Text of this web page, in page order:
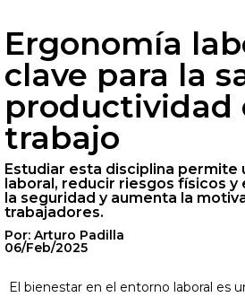
Ergonomía
clave para la
productividad
trabajo
Estudiar esta disciplina permite
laboral, reducir riesgos físicos y
la seguridad y aumenta la
trabajadores.
Por: Arturo Padilla
06/Feb/2025
El bienestar en el entorno laboral es